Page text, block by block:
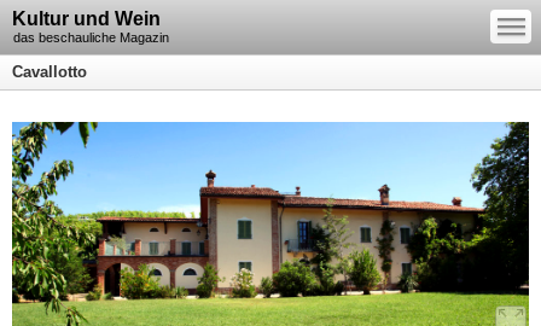
Kultur und Wein
das beschauliche Magazin
—
—
—
Cavallotto